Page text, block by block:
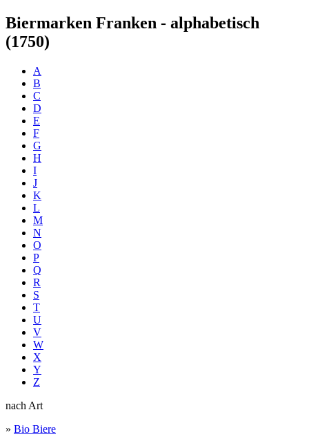
Biermarken Franken - alphabetisch
(1750)
A
B
C
D
E
F
G
H
I
J
K
L
M
N
O
P
Q
R
S
T
U
V
W
X
Y
Z
nach Art
» Bio Biere